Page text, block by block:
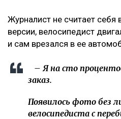
Журналист не считает себя
версии, велосипедист
и сам врезался в ее
– Я на сто
заказ.
Появилось фото без
велосипедиста с